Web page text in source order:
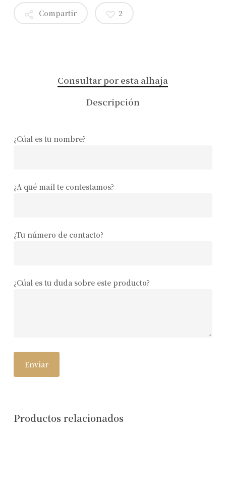
Compartir 2
Consultar por esta alhaja
Descripción
¿Cúal es tu nombre?
¿A qué mail te contestamos?
¿Tu número de contacto?
¿Cúal es tu duda sobre este producto?
Productos relacionados